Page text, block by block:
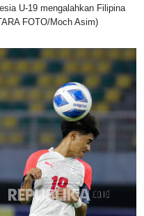
U-19 mengalahkan Filipina
FOTO/Moch Asim)